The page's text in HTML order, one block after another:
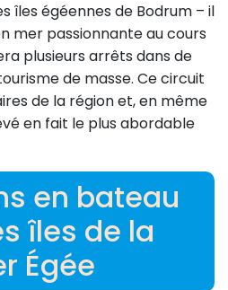
îles égéennes de Bodrum – il
mer passionnante au cours
plusieurs arrêts dans de
de masse. Ce circuit
de la région et, en même
en fait le plus abordable
en bateau
îles de la
Égée